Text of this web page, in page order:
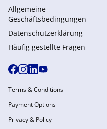
Allgemeine
Geschäftsbedingungen
Datenschutzerklärung
Häufig gestellte Fragen
Terms & Conditions
Payment Options
Privacy & Policy